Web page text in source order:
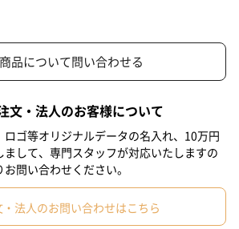
おもちゃ)
スイ泳ぎます！このカニさんは、なんと！
ます！
クル回して水面に置くと、輪ゴムの力で
スに泳ぎ出します。お部屋の中でもクル
向きに歩き出しますよ。お子さんお孫さ
に、是非とも使ってくださいね。
て遊びます。輪ゴムの数やかけ方はそれ
商品について問い合わせる
文・法人のお客様について
ゴ等オリジナルデータの名入れ、10万円
して、専門スタッフが対応いたしますの
問い合わせください。
法人のお問い合わせはこちら